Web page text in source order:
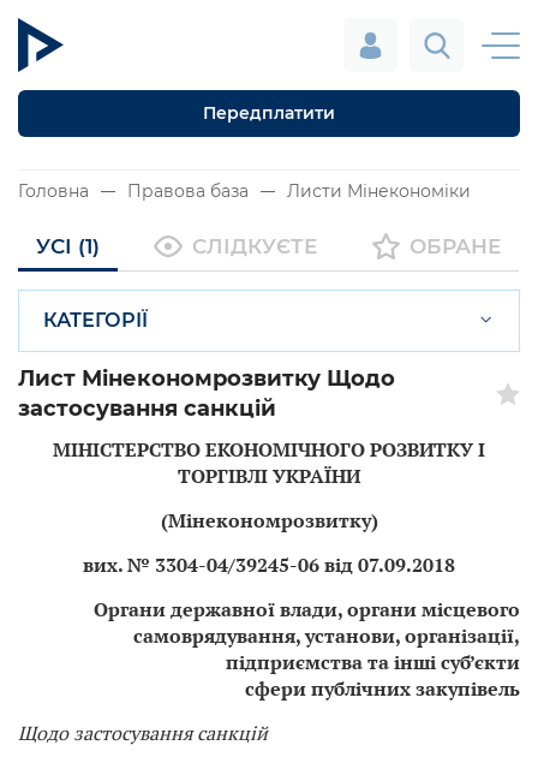
Передплатити
Головна Правова база Листи Мінекономіки
УСІ (1) СЛІДКУЄТЕ ОБРАНЕ
КАТЕГОРІЇ
Лист Мінекономрозвитку Щодо
застосування санкцій
МІНІСТЕРСТВО ЕКОНОМІЧНОГО РОЗВИТКУ І
ТОРГІВЛІ УКРАЇНИ
(Мінекономрозвитку)
вих. № 3304-04/39245-06 від 07.09.2018
Органи державної влади, органи місцевого
самоврядування, установи, організації,
підприємства та інші суб’єкти
сфери публічних закупівель
Щодо застосування санкцій